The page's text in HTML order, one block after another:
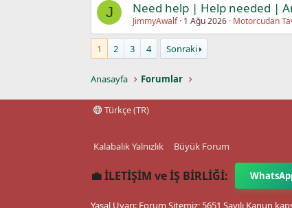
J Need help | Help needed |
JimmyAwalf 1 Ağu 2026 Motorcudan
1 2 3 4 Sonraki
Anasayfa Forumlar
Türkçe (TR)
Kalabalık Yalnızlık Büyük Forum
💼 İLETİŞİM ve İŞ BİRLİĞİ:
Yasal Uyarı: Forum Sitemiz; 5651 Sayılı Kanun